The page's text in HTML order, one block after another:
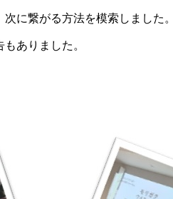
繋がる方法を模索しました
りました。